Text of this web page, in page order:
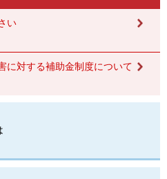
い
に対する補助金制度について